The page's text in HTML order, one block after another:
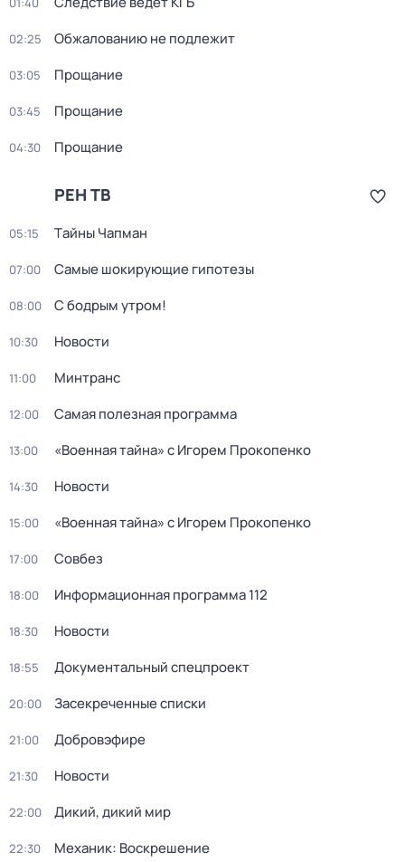
02:25 Обжалованию не подлежит
03:05 Прощание
03:45 Прощание
04:30 Прощание
РЕН ТВ
05:15 Тaйны Чапман
07:00 Самые шoкиpующие гипотезы
08:00 С бодрым утром!
10:30 Новости
11:00 Минтранс
12:00 Самая полезная программа
13:00 «Военная тайна» с Игорем Прокопенко
14:30 Новости
15:00 «Военная тайна» с Игорем Прокопенко
17:00 Совбез
18:00 Информационная программа 112
18:30 Новости
18:55 Документальный спецпроект
20:00 Зaceкрeченные списки
21:00 Добровэфире
21:30 Новости
22:00 Дикий, дикий мир
22:30 Механик: Воскрешение